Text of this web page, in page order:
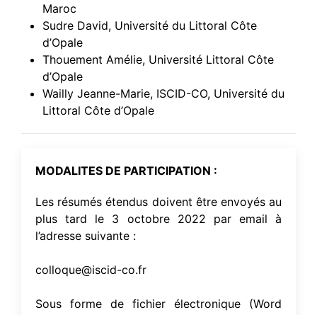
Maroc
Sudre David, Université du Littoral Côte
d’Opale
Thouement Amélie, Université Littoral Côte
d’Opale
Wailly Jeanne-Marie, ISCID-CO, Université du
Littoral Côte d’Opale
MODALITES DE PARTICIPATION :
Les résumés étendus doivent être envoyés au
plus tard le 3 octobre 2022 par email à
l’adresse suivante :
colloque@iscid-co.fr
Sous forme de fichier électronique (Word